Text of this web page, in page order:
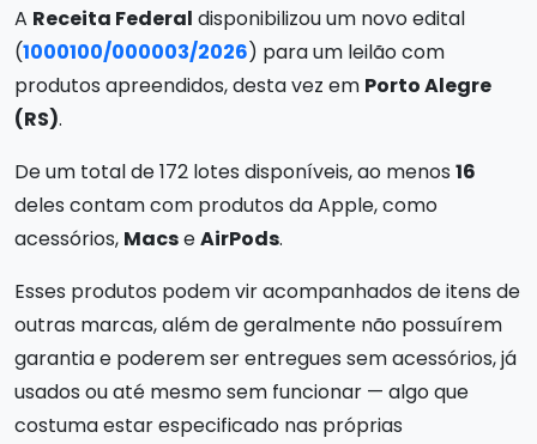
A Receita Federal disponibilizou um novo edital
(1000100/000003/2026) para um leilão com
produtos apreendidos, desta vez em Porto Alegre
(RS).
De um total de 172 lotes disponíveis, ao menos 16
deles contam com produtos da Apple, como
acessórios, MacseAirPods.
Esses produtos podem vir acompanhados de itens de
outras marcas, além de geralmente não possuírem
garantia e poderem ser entregues sem acessórios, já
usados ou até mesmo sem funcionar — algo que
costuma estar especificado nas próprias